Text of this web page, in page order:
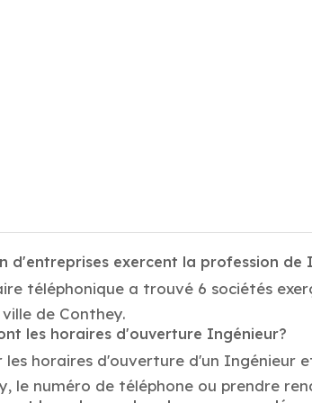
d'entreprises exercent la profession de
téléphonique a trouvé 6 sociétés
de Conthey.
les horaires d'ouverture Ingénieur?
les horaires d'ouverture d'un Ingénieur
le numéro de téléphone ou prendre